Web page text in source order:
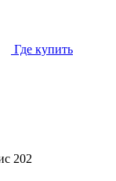
Где купить
202